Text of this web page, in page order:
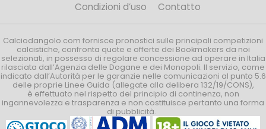
Condizioni d’uso
Contatto
Calciodangolo.com fornisce pronostici sulle principali competizioni
calcistiche, confronta quote e offerte dei Bookmakers da noi
selezionati, in possesso di regolare concessione ad operare in Italia
rilasciata dall’Agenzia delle Dogane e dei Monopoli. Il servizio, come
indicato dall’Autorità per le garanzie nelle comunicazioni al punto 5.6
delle proprie Linee Guida (allegate alla delibera 132/19/CONS),
è effettuato nel rispetto del principio di continenza, non
ingannevolezza e trasparenza e non costituisce pertanto una forma
di pubblicità.